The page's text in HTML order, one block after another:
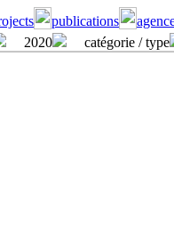
publications
2020 catégorie / type